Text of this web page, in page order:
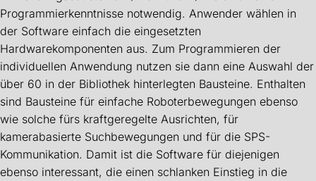
Programmierkenntnisse notwendig. Anwender wählen in
der Software einfach die eingesetzten
Hardwarekomponenten aus. Zum Programmieren der
individuellen Anwendung nutzen sie dann eine Auswahl der
über 60 in der Bibliothek hinterlegten Bausteine. Enthalten
sind Bausteine für einfache Roboterbewegungen ebenso
wie solche fürs kraftgeregelte Ausrichten, für
kamerabasierte Suchbewegungen und für die SPS-
Kommunikation. Damit ist die Software für diejenigen
ebenso interessant, die einen schlanken Einstieg in die